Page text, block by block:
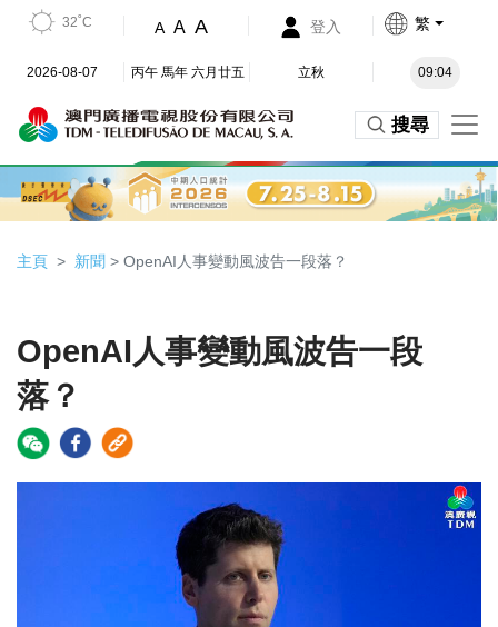
32˚C A A A 登入 繁
2026-08-07 丙午 馬年 六月廿五 立秋 09:04
搜尋
主頁 新聞 > OpenAI人事變動風波告一段落？
OpenAI人事變動風波告一段
落？